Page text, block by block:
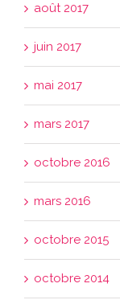
août 2017
juin 2017
mai 2017
mars 2017
octobre 2016
mars 2016
octobre 2015
octobre 2014